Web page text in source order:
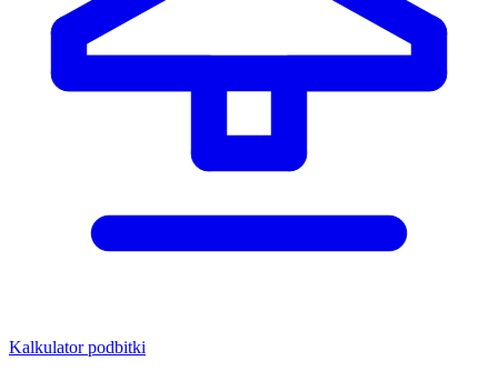
Kalkulator podbitki